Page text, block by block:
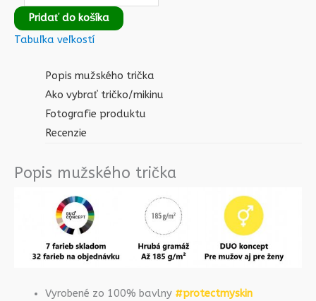
Pridať do košíka
Tabuľka veľkostí
Popis mužského trička
Ako vybrať tričko/mikinu
Fotografie produktu
Recenzie
Popis mužského trička
Vyrobené zo 100% bavlny #protectmyskin